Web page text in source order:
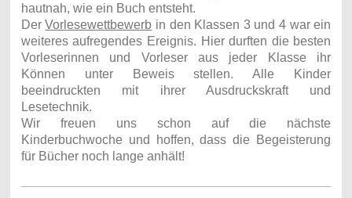
hautnah, wie ein Buch entsteht.
DerVorlesewettbewerb in den Klassen 3 und 4 war ein
weiteres aufregendes Ereignis. Hier durften die besten
Vorleserinnen und Vorleser aus jeder Klasse ihr
Können unter Beweis stellen. Alle Kinder
beeindruckten mit ihrer Ausdruckskraft und
Lesetechnik.
Wir freuen uns schon auf die nächste
Kinderbuchwoche und hoffen, dass die Begeisterung
für Bücher noch lange anhält!